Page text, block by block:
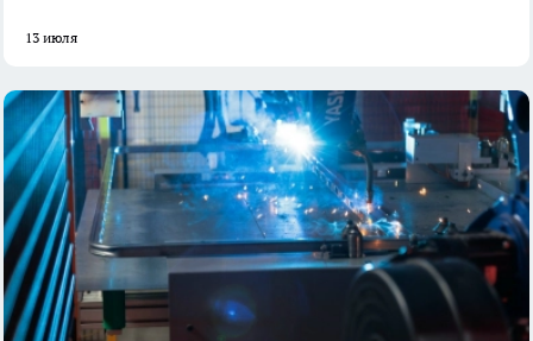
13 июля